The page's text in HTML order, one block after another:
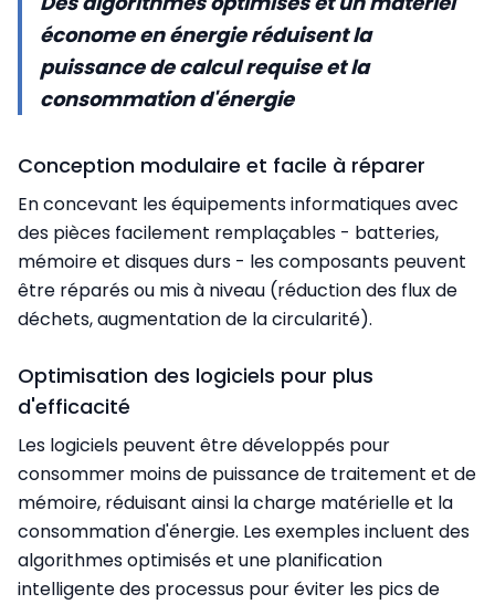
économe en énergie réduisent la
puissance de calcul requise et la
consommation d'énergie
Conception modulaire et facile à réparer
En concevant les équipements informatiques avec
des pièces facilement remplaçables - batteries,
mémoire et disques durs - les composants peuvent
être réparés ou mis à niveau (réduction des flux de
déchets, augmentation de la circularité).
Optimisation des logiciels pour plus
d'efficacité
Les logiciels peuvent être développés pour
consommer moins de puissance de traitement et de
mémoire, réduisant ainsi la charge matérielle et la
consommation d'énergie. Les exemples incluent des
algorithmes optimisés et une planification
intelligente des processus pour éviter les pics de